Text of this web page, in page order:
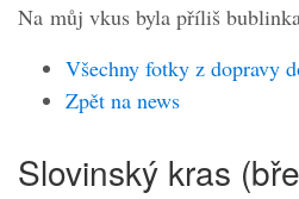
Na můj vkus byla příliš
Všechny fotky z dopravy
Zpět na news
Slovinský kras